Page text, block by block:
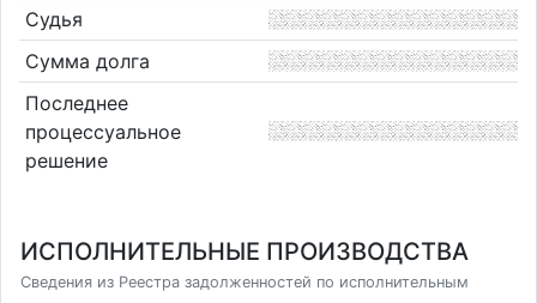
Судья
Сумма долга
Последнее
процессуальное
решение
ИСПОЛНИТЕЛЬНЫЕ ПРОИЗВОДСТВА
Сведения из Реестра задолженностей по исполнительным